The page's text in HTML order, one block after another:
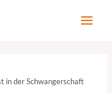
in der Schwangerschaft